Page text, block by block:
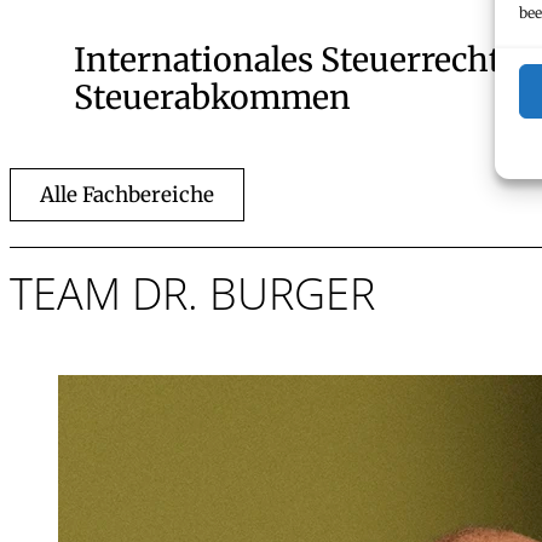
Internationales Steuerrecht
Steuerabkommen
Alle Fachbereiche
TEAM DR. BURGER
Thomas
Rechtsanwalt